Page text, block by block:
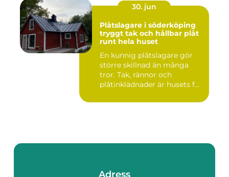
30. jun
Plåtslagare i söderköping
tryggt tak och hållbar plåt
runt hela huset
En kunnig plåtslagare gör
större skillnad än många
tror. Tak, rännor och
plåtinklädnader är husets f...
Adress